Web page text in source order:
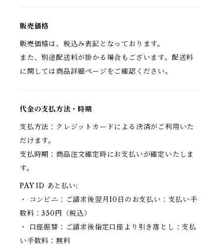
販売価格
販売価格は、税込み表記となっております。
また、別途配送料が掛かる場合もございます。配送料
に関しては商品詳細ページをご確認ください。
代金の支払方法・時期
支払方法：クレジットカードによる決済がご利用いた
だけます。
支払時期：商品注文確定時にお支払いが確定いたしま
す。
PAY ID あと払い:
・ コンビニ：ご請求後翌月10日のお支払い：支払い手
数料：350円（税込）
・ 口座振替：ご請求後指定口座より引き落とし：支払
い手数料：無料